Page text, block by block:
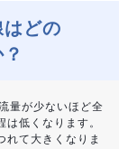
どの
量が少ないほど全
低くなります。
れて大きくなりま